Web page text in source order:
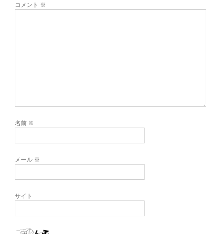
コメント ※
名前 ※
メール ※
サイト